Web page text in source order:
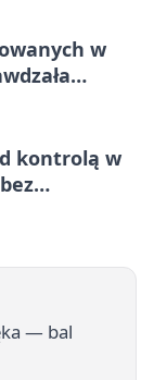
w
kontrolą w
— bal